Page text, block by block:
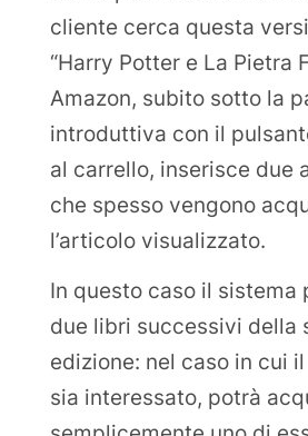
cliente cerca questa
“Harry Potter e La Pietra
Amazon, subito sotto la
introduttiva con il
al carrello, inserisce due
che spesso vengono
l’articolo visualizzato.
In questo caso il sistema
due libri successivi della
edizione: nel caso in cui
sia interessato, potrà